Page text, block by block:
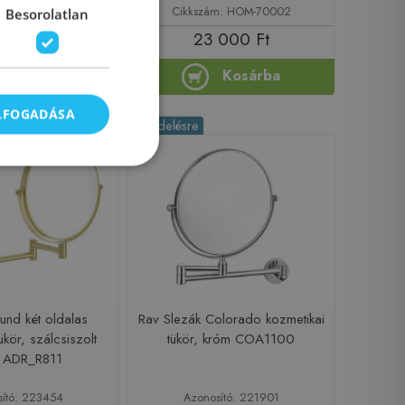
HOM-70001
300 Ft
Kosárba
Cikkszám: HOM-70002
23 000 Ft
Kosárba
-6%
két oldalas
szálcsiszolt
223454
Rendelésre
Rav Slezák Colorado kozmetikai
tükör, króm COA1100
Azonosító: 221901
Besorolatlan